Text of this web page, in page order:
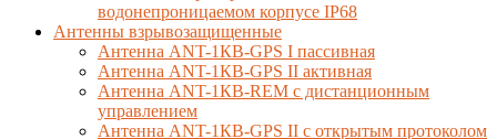
водонепроницаемом корпусе IP68
Антенны взрывозащищенные
Антенна ANT-1КВ-GPS I пассивная
Антенна ANT-1КВ-GPS II активная
Антенна ANT-1КВ-REM c дистанционным
управлением
Антенна ANT-1КВ-GPS II с открытым протоколом